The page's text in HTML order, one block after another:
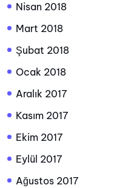
Nisan 2018
Mart 2018
Şubat 2018
Ocak 2018
Aralık 2017
Kasım 2017
Ekim 2017
Eylül 2017
Ağustos 2017